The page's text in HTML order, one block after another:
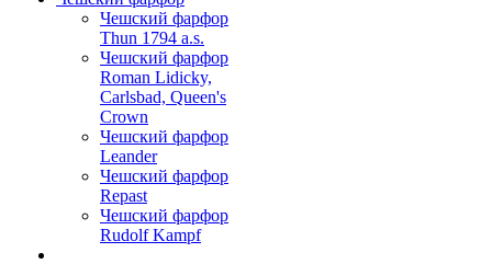
Чешский фарфор
Thun 1794 a.s.
Чешский фарфор
Roman Lidicky,
Carlsbad, Queen's
Crown
Чешский фарфор
Leander
Чешский фарфор
Repast
Чешский фарфор
Rudolf Kampf